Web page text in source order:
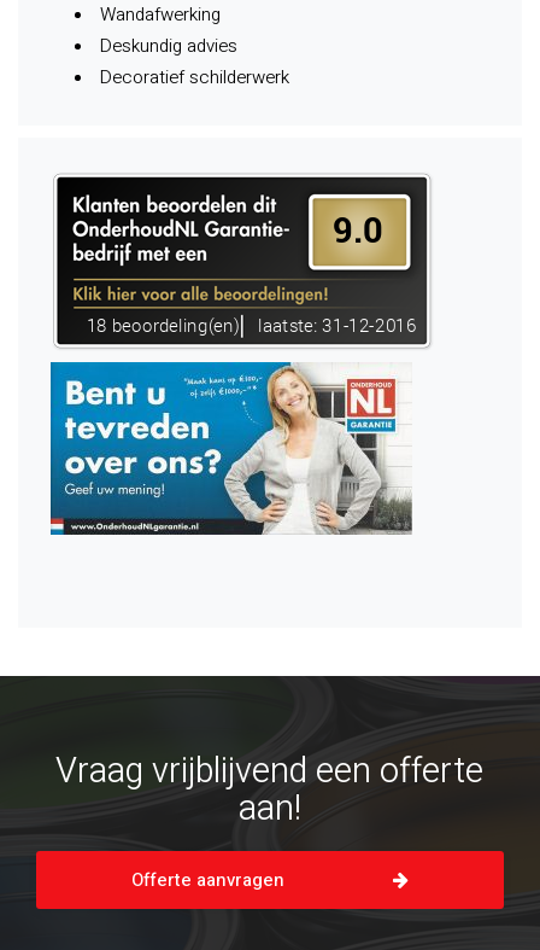
Wandafwerking
Deskundig advies
Decoratief schilderwerk
Vraag vrijblijvend een offerte
aan!
Offerte aanvragen